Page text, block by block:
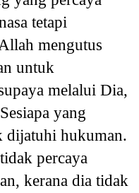
tetapi
mengutus
untuk
melalui Dia,
Sesiapa yang
dijatuhi hukuman.
percaya
kerana dia tidak